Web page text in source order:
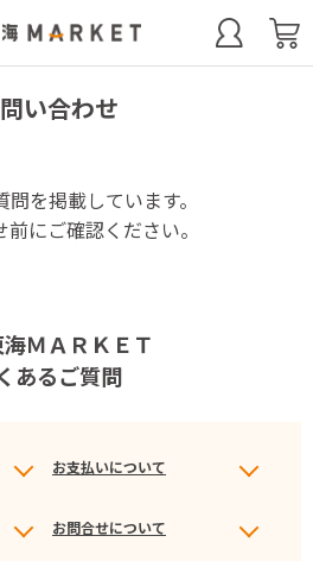
い合わせ
を掲載しています。
にご確認ください。
海ＭＡＲＫＥＴ
あるご質問
お支払いについて
お問合せについて